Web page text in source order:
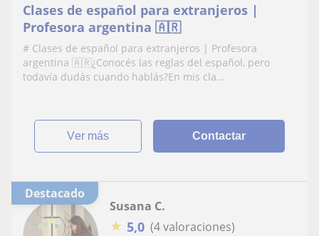
Clases de español para extranjeros |
Profesora argentina 🇦🇷
# Clases de español para extranjeros | Profesora
argentina 🇦🇷¿Conocés las reglas del español, pero
todavía dudás cuando hablás?En mis cla...
ver más Contactar
Destacado
Susana C.
★ 5,0 (4 valoraciones)